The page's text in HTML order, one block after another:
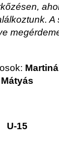
A
Mátyás
U-15